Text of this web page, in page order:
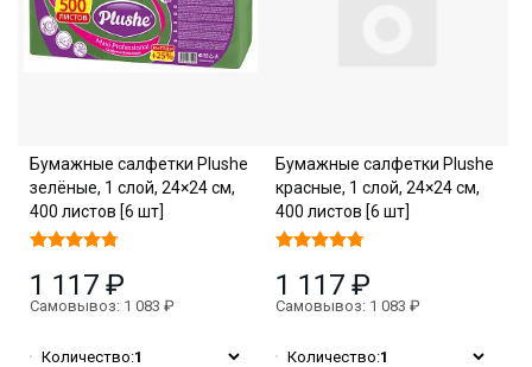
Бумажные салфетки Plushe
зелёные, 1 слой, 24×24 см,
400 листов [6 шт]
1 117 ₽
Самовывоз: 1 083 ₽
Количество:1
Бумажные салфетки Plushe
красные, 1 слой, 24×24 см,
400 листов [6 шт]
1 117 ₽
Самовывоз: 1 083 ₽
Количество:1